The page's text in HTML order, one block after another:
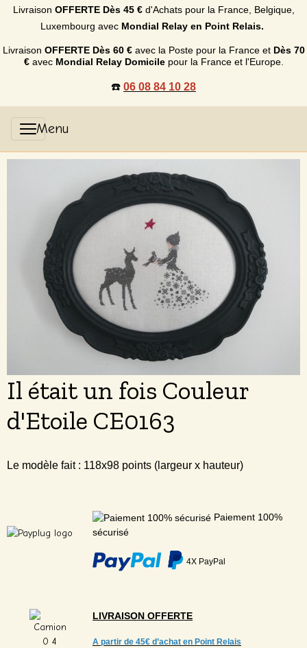
Livraison OFFERTE Dès 45 €d'Achats pour la France, Belgique,
Luxembourg avec Mondial Relay en Point Relais.
Livraison OFFERTE Dès 60 €avec la Poste pour la France et Dès 70
€avec Mondial Relay Domicilepour la France et l'Europe.
☎️ 06 08 84 10 28
Il était un fois Couleur
d'Etoile CE0163
Le modèle fait : 118x98 points (largeur x hauteur)
Paiement 100%
sécurisé
4X PayPal
LIVRAISON OFFERTE
A partir de 45€ d’achat en Point Relais